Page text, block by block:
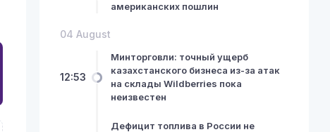
американских пошлин
04 August
12:53
Минторговли: точный ущерб
казахстанского бизнеса из-за атак
на склады Wildberries пока
неизвестен
Дефицит топлива в России не